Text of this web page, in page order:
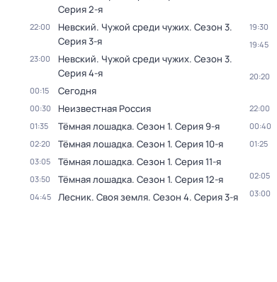
Серия 2-я
22:00 Невский. Чужой среди чужих. Сезон 3.
Серия 3-я
23:00 Невский. Чужой среди чужих. Сезон 3.
Серия 4-я
00:15 Сегодня
00:30 Неизвестная Россия
01:35 Тёмная лошадка. Сезон 1. Серия 9-я
02:20 Тёмная лошадка. Сезон 1. Серия 10-я
03:05 Тёмная лошадка. Сезон 1. Серия 11-я
03:50 Тёмная лошадка. Сезон 1. Серия 12-я
04:45 Лесник. Своя земля. Сезон 4. Серия 3-я
19:30
19:45
20:20
22:00
00:40
01:25
02:05
03:00